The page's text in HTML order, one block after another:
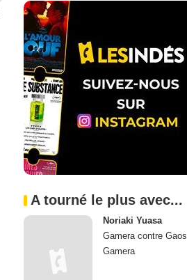
A tourné le plus avec...
Noriaki Yuasa
Gamera contre Gaos
Gamera